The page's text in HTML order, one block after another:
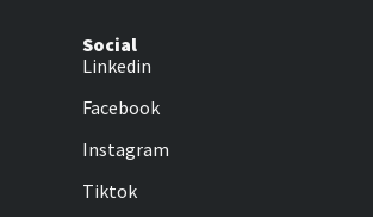
Social
Linkedin
Facebook
Instagram
Tiktok